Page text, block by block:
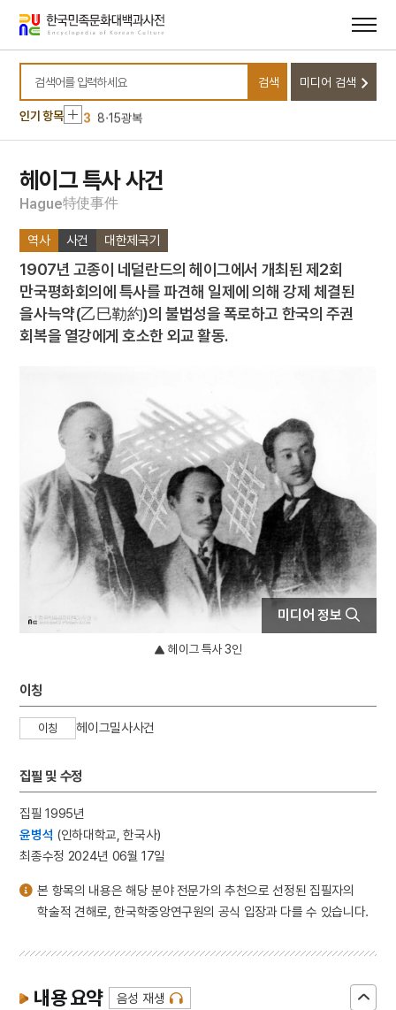
바로가기
바로가기
검색어를 입력하세요
검색 미디어 검색
인기 항목
10 놋그릇
1 고양 송포 백송
2 세조
3 8·15광복
4 불설대보부모은중경
5 5·16
6 격음
8
9 금성대군
10
놋그릇
1 고양 송포 백송
4 불설대보부모은중경
5 5·16
6 격음
7 곤도교
8
금동 미륵보살 반가 사유상
9 금성대군
10 놋그릇
헤이그 특사 사건
Hague特使事件
역사 사건 대한제국기
1907년 고종이 네덜란드의 헤이그에서 개최된 제2회
만국평화회의에 특사를 파견해 일제에 의해 강제 체결된
을사늑약(乙巳勒約)의 불법성을 폭로하고 한국의 주권
회복을 열강에게 호소한 외교 활동.
미디어 정보
헤이그 특사 3인
이칭
이칭 헤이그밀사사건
집필 및 수정
집필 1995년
윤병석 (인하대학교, 한국사)
최종수정 2024년 06월 17일
본 항목의 내용은 해당 분야 전문가의 추천으로 선정된 집필자의
학술적 견해로, 한국학중앙연구원의 공식 입장과 다를 수 있습니다.
내용 요약 음성 재생